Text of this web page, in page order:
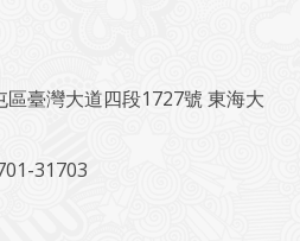
臺灣大道四段1727號 東海大
31703